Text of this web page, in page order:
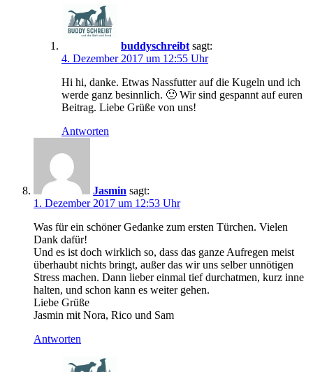
buddyschreibt sagt:
4. Dezember 2017 um 12:55 Uhr
Hi hi, danke. Etwas Nassfutter auf die Kugeln und ich
werde ganz besinnlich. 🙂 Wir sind gespannt auf euren
Beitrag. Liebe Grüße von uns!
Antworten
Jasmin sagt:
1. Dezember 2017 um 12:53 Uhr
Was für ein schöner Gedanke zum ersten Türchen. Vielen
Dank dafür!
Und es ist doch wirklich so, dass das ganze Aufregen meist
überhaubt nichts bringt, außer das wir uns selber unnötigen
Stress machen. Dann lieber einmal tief durchatmen, kurz inne
halten, und schon kann es weiter gehen.
Liebe Grüße
Jasmin mit Nora, Rico und Sam
Antworten